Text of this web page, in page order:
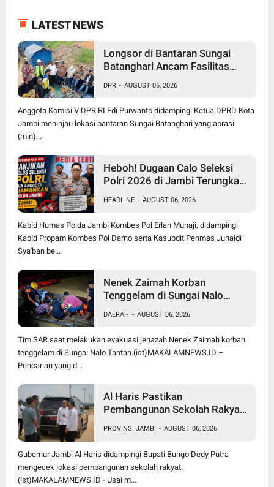
LATEST NEWS
Longsor di Bantaran Sungai
Batanghari Ancam Fasilitas
Purwanto Siap Perjuangkan
Pembangunan Turap
DPR - AUGUST 06, 2026
Anggota Komisi V DPR RI Edi Purwanto didampingi Ketua DPRD Kota
Jambi meninjau lokasi bantaran Sungai Batanghari yang abrasi.
(min)...
Heboh! Dugaan Calo Seleksi
Polri 2026 di Jambi Terungkap,
Anggota Diamankan
HEADLINE - AUGUST 06, 2026
Kabid Humas Polda Jambi Kombes Pol Erlan Munaji, didampingi
Kabid Propam Kombes Pol Darno serta Kasubdit Penmas Junaidi
Sya'ban be...
Nenek Zaimah Korban
Tenggelam di Sungai Nalo
Dunia 3 Km dari Lokasi Awal
DAERAH - AUGUST 06, 2026
Tim SAR saat melakukan evakuasi jenazah Nenek Zaimah korban
tenggelam di Sungai Nalo Tantan.(ist)MAKALAMNEWS.ID –
Pencarian yang d...
Al Haris Pastikan
Pembangunan Sekolah Rakyat
Manfaat bagi Masyarakat
PROVINSI JAMBI - AUGUST 06, 2026
Gubernur Jambi Al Haris didampingi Bupati Bungo Dedy Putra
mengecek lokasi pembangunan sekolah rakyat.
(ist)MAKALAMNEWS.ID - Usai m...